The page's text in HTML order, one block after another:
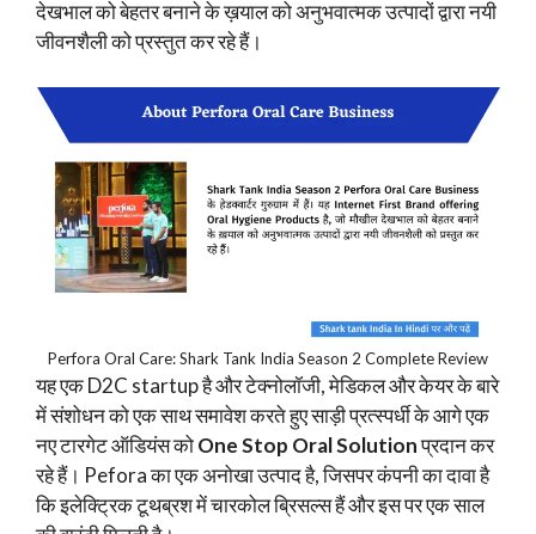
देखभाल को बेहतर बनाने के ख़याल को अनुभवात्मक उत्पादों द्वारा नयी
जीवनशैली को प्रस्तुत कर रहे हैं।
Perfora Oral Care: Shark Tank India Season 2 Complete Review
यह एक D2C startup है और टेक्नोलॉजी, मेडिकल और केयर के बारे
में संशोधन को एक साथ समावेश करते हुए साड़ी प्रत्स्पर्धी के आगे एक
नए टारगेट ऑडियंस कोOne Stop Oral Solutionप्रदान कर
रहे हैं। Pefora का एक अनोखा उत्पाद है, जिसपर कंपनी का दावा है
कि इलेक्ट्रिक टूथब्रश में चारकोल ब्रिसल्स हैं और इस पर एक साल